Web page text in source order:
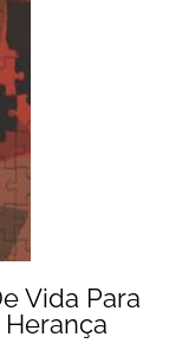
Vida Para